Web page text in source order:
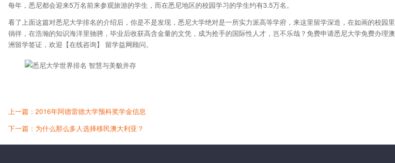
每年，悉尼都会迎来5万名前来参观旅游的学生，而在悉尼地区的校园学习的学生约有3.5万名。
看了上面这篇对悉尼大学排名的介绍后，你是不是发现，悉尼大学绝对是一所实力派高等学府，来这里留学深造，在如画的校园里
徜徉，在浩瀚的知识海洋里驰骋，毕业后收获高含金量的文凭，成为抢手的国际性人才，岂不乐哉？免费申请悉尼大学免费办理澳
洲留学签证，欢迎【在线咨询】 留学益网顾问。
上一篇：2016年阿德雷德大学预科奖学金信息
下一篇：为什么那么多人选择移民澳大利亚？